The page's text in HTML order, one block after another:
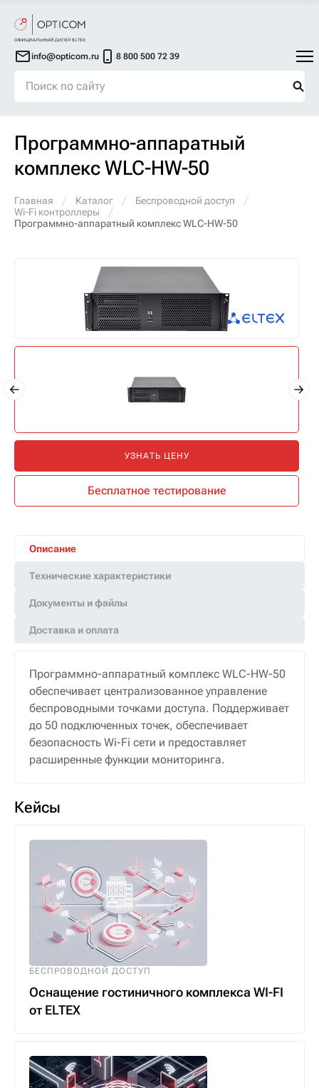
info@opticom.ru 8 800 500 72 39
Программно-аппаратный
комплекс WLC-HW-50
Главная Каталог
Беспроводной доступ
Wi-Fi контроллеры
Программно-аппаратный комплекс WLC-HW-50
УЗНАТЬ ЦЕНУ
Бесплатное тестирование
Описание
Технические характеристики
Документы и файлы
Доставка и оплата
Программно-аппаратный комплекс WLC-HW-50
обеспечивает централизованное управление
беспроводными точками доступа. Поддерживает
до 50 подключенных точек, обеспечивает
безопасность Wi-Fi сети и предоставляет
расширенные функции мониторинга.
Кейсы
БЕСПРОВОДНОЙ ДОСТУП
Оснащение гостиничного комплекса WI-FI
от ELTEX